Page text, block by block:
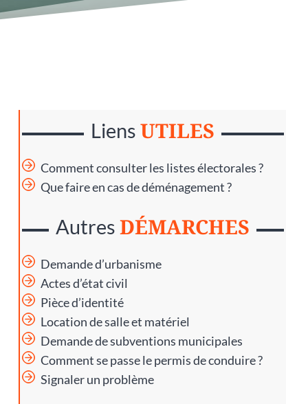
LiensUTILES
Comment consulter les listes électorales ?
Que faire en cas de déménagement ?
AutresDÉMARCHES
Demande d’urbanisme
Actes d’état civil
Pièce d’identité
Location de salle et matériel
Demande de subventions municipales
Comment se passe le permis de conduire ?
Signaler un problème